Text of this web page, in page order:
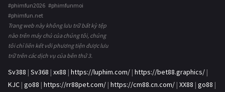
#phimfun2026 #phimfunmoi
#phimfun.net
Trang web này không lưu trữ bất kỳ tệp
nào trên máy chủ của chúng tôi, chúng
tôi chỉ liên kết với phương tiện được lưu
trữ trên các dịch vụ của bên thứ 3.
Sv388 | Sv368 | xx88 | https://luphim.com/ | https://bet88.graphics/ |
KJC | go88 | https://rr88pet.com/ | https://cm88.cn.com/ | XX88 | go88 |